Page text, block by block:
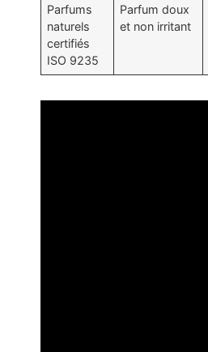
Parfums
naturels
certifiés
ISO 9235
Parfum doux
et non irritant